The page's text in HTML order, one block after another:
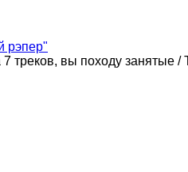
рэпер"
вы походу